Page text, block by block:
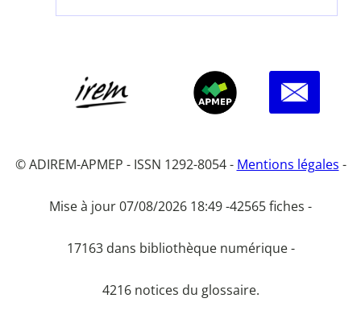
© ADIREM-APMEP - ISSN 1292-8054 - Mentions légales -
Mise à jour 07/08/2026 18:49 -42565 fiches -
17163 dans bibliothèque numérique -
4216 notices du glossaire.